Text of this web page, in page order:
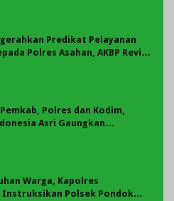
Predikat Pelayanan
Polres Asahan, AKBP Revi
Polres dan Kodim,
Asri Gaungkan
Warga, Kapolres
Instruksikan Polsek Pondok